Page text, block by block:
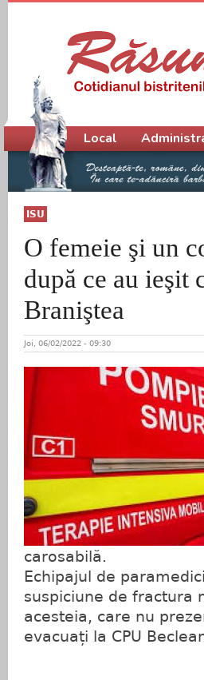
ISU
O femeie şi un
după ce au ieşit
Braniştea
Joi, 06/02/2022 - 09:30
carosabilă.
Echipajul de
suspiciune de fractura
acesteia, care nu
evacuați la CPU
Meniu principal
Local